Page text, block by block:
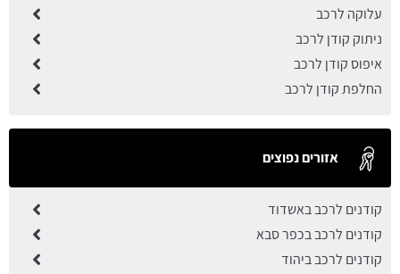
עלוקה לרכב
ניתוק קודן לרכב
איפוס קודן לרכב
החלפת קודן לרכב
אזורים נפוצים
קודנים לרכב באשדוד
קודנים לרכב בכפר סבא
קודנים לרכב ביהוד